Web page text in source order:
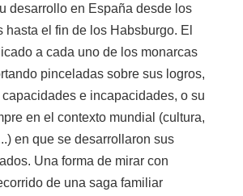
desarrollo en España desde los
hasta el fin de los Habsburgo. El
a cada uno de los monarcas
pinceladas sobre sus logros,
e incapacidades, o su
en el contexto mundial (cultura,
en que se desarrollaron sus
Una forma de mirar con
de una saga familiar